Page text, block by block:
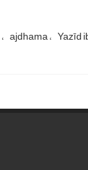
ajdhama Yazīd